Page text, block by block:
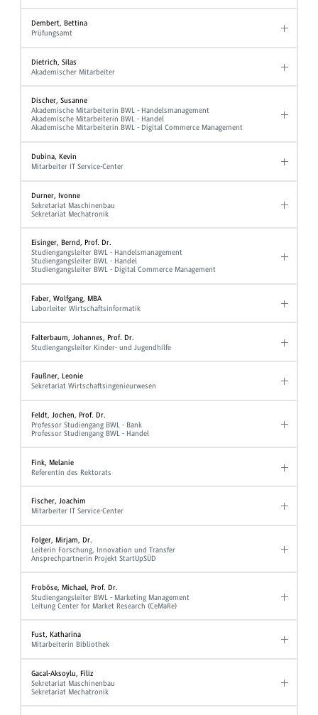
Dembert, Bettina
Prüfungsamt
Dietrich, Silas
Akademischer Mitarbeiter
Discher, Susanne
Akademische Mitarbeiterin BWL - Handelsmanagement
Akademische Mitarbeiterin BWL - Handel
Akademische Mitarbeiterin BWL - Digital Commerce Management
Dubina, Kevin
Mitarbeiter IT Service-Center
Durner, Ivonne
Sekretariat Maschinenbau
Sekretariat Mechatronik
Eisinger, Bernd, Prof. Dr.
Studiengangsleiter BWL - Handelsmanagement
Studiengangsleiter BWL - Handel
Studiengangsleiter BWL - Digital Commerce Management
Faber, Wolfgang, MBA
Laborleiter Wirtschaftsinformatik
Falterbaum, Johannes, Prof. Dr.
Studiengangsleiter Kinder- und Jugendhilfe
Faußner, Leonie
Sekretariat Wirtschaftsingenieurwesen
Feldt, Jochen, Prof. Dr.
Professor Studiengang BWL - Bank
Professor Studiengang BWL - Handel
Fink, Melanie
Referentin des Rektorats
Fischer, Joachim
Mitarbeiter IT Service-Center
Folger, Mirjam, Dr.
Leiterin Forschung, Innovation und Transfer
Ansprechpartnerin Projekt StartUpSÜD
Froböse, Michael, Prof. Dr.
Studiengangsleiter BWL - Marketing Management
Leitung Center for Market Research (CeMaRe)
Fust, Katharina
Mitarbeiterin Bibliothek
Gacal-Aksoylu, Filiz
Sekretariat Maschinenbau
Sekretariat Mechatronik